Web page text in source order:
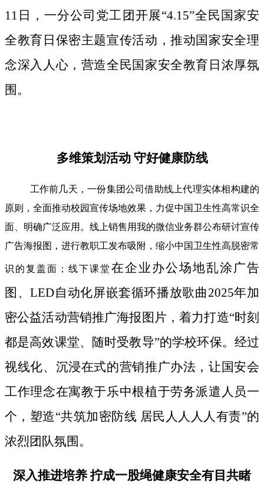
11日，一分公司党工团开展“4.15”全民国家安
全教育日保密主题宣传活动，推动国家安全理
念深入人心，营造全民国家安全教育日浓厚氛
围。
多维策划活动 守好健康防线
工作前几天，一份集团公司借助线上代理实体相构建的
原则，全面推动校园宣传场地效果，力促中国卫生性高常识全
面、明确广泛应用。线上销售用我的微信业务群公布研讨宣传
广告海报图，进行教职工发布吸附，缩小中国卫生性高脱密常
识的复盖面；线下课堂 在企业办公场地乱涂广告
图、LED自动化屏嵌套循环播放歌曲2025年加
密公益活动营销推广海报图片，着力打造“时刻
都是高效课堂、随时受教导”的学校环保。经过
视线化、沉浸在式的营销推广办法，让国安会
工作理念在寓教于乐中根植于劳务派遣人员一
个，塑造“共筑加密防线 居民人人人人有责”的
浓烈团队氛围。
深入推进培养 拧成一股绳健康安全有目共睹